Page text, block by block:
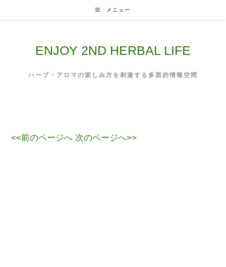
メニュー
ENJOY 2ND HERBAL LIFE
ハーブ・アロマの楽しみ方を刺激する多面的情報空間
<<前のページへ 次のページへ>>